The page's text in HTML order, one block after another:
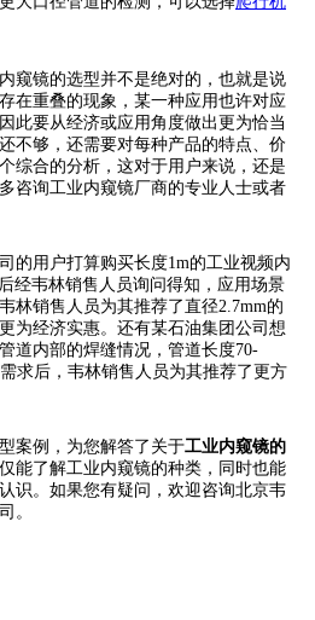
窥镜的选型并不是绝对的，也就是说
在重叠的现象，某一种应用也许对应
此要从经济或应用角度做出更为恰当
不够，还需要对每种产品的特点、价
综合的分析，这对于用户来说，还是
咨询工业内窥镜厂商的专业人士或者
的用户打算购买长度1m的工业视频内
经韦林销售人员询问得知，应用场景
林销售人员为其推荐了直径2.7mm的
为经济实惠。还有某石油集团公司想
道内部的焊缝情况，管道长度70-
求后，韦林销售人员为其推荐了更方
案例，为您解答了关于工业内窥镜的
能了解工业内窥镜的种类，同时也能
识。如果您有疑问，欢迎咨询北京韦
。